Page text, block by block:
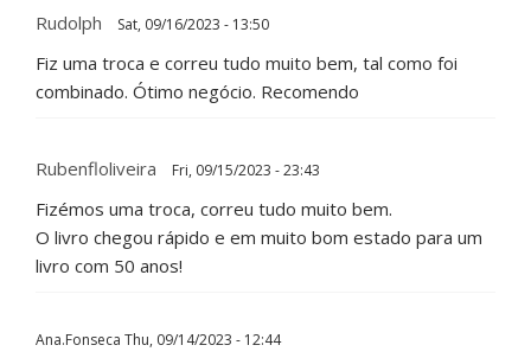
Rudolph Sat, 09/16/2023 - 13:50
Fiz uma troca e correu tudo muito bem, tal como foi
combinado. Ótimo negócio. Recomendo
Rubenfloliveira Fri, 09/15/2023 - 23:43
Fizémos uma troca, correu tudo muito bem.
O livro chegou rápido e em muito bom estado para um
livro com 50 anos!
Ana.Fonseca Thu, 09/14/2023 - 12:44